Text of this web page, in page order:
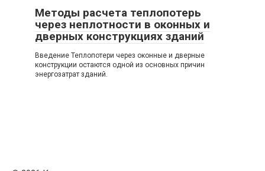
Методы расчета теплопотерь
через неплотности в оконных и
дверных конструкциях зданий
Введение Теплопотери через оконные и дверные
конструкции остаются одной из основных причин
энергозатрат зданий.